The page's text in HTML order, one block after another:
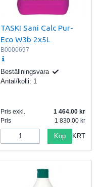
TASKI Sani Calc Pur-
Eco W3b 2x5L
B0000697
Beställningsvara
Antal/kolli: 1
Pris exkl.
1 464.00
Pris
1 830.00
Köp KRT